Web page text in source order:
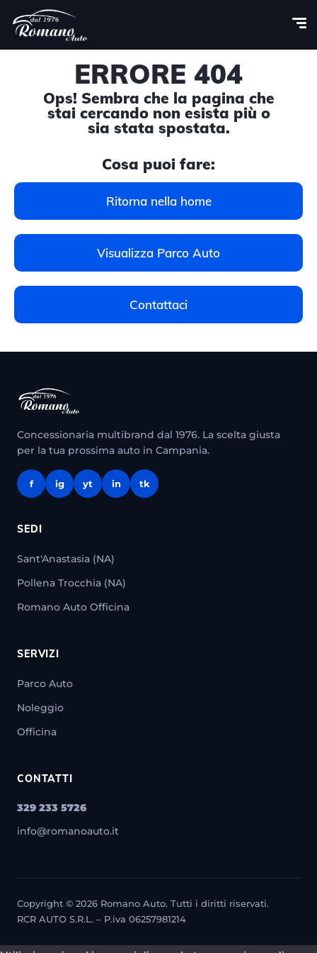
ERRORE 404
Ops! Sembra che la pagina che
stai cercando non esista più o
sia stata spostata.
Cosa puoi fare:
Ritorna nella home
Visualizza Parco Auto
Contattaci
Concessionaria multibrand dal 1976. La scelta giusta
per la tua prossima auto in Campania.
f ig yt in tk
SEDI
Sant'Anastasia (NA)
Pollena Trocchia (NA)
Romano Auto Officina
SERVIZI
Parco Auto
Noleggio
Officina
CONTATTI
329 233 5726
info@romanoauto.it
Copyright © 2026 Romano Auto. Tutti i diritti riservati.
RCR AUTO S.R.L. – P.iva 06257981214